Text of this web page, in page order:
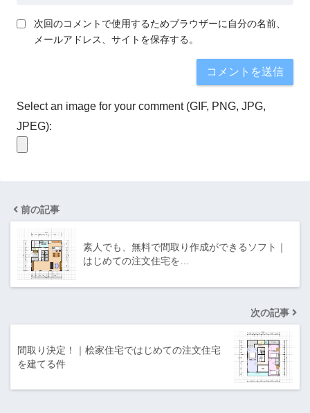
次回のコメントで使用するためブラウザーに自分の名前、
メールアドレス、サイトを保存する。
Select an image for your comment (GIF, PNG, JPG,
JPEG):
前の記事
素人でも、無料で間取り作成ができるソフト｜
はじめての注文住宅を…
次の記事
間取り決定！｜桧家住宅ではじめての注文住宅
を建てる件